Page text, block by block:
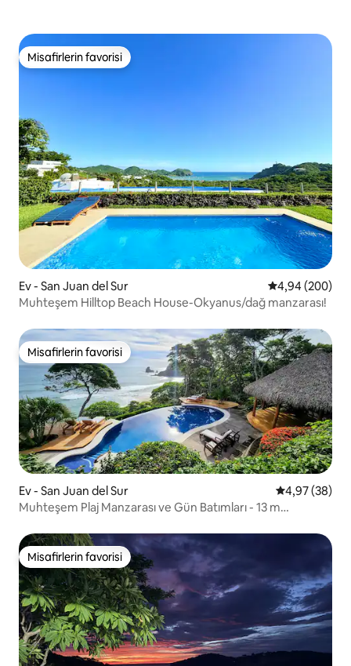
Misafirlerin favorisi
Misafirlerin favorisi
Ev - San Juan del Sur 5 üzerinden
4,94 (200)
Muhteşem Hilltop Beach House-Okyanus/dağ manzarası!
Misafirlerin favorisi
Misafirlerin favorisi
Ev - San Juan del Sur 5 üzerinden
4,97 (38)
Muhteşem Plaj Manzarası ve Gün Batımları - 13 m
Misafirlerin favorisi
Misafirlerin favorisi